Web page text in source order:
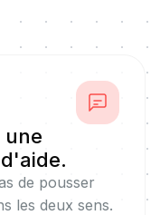
une
de pousser
les deux sens.